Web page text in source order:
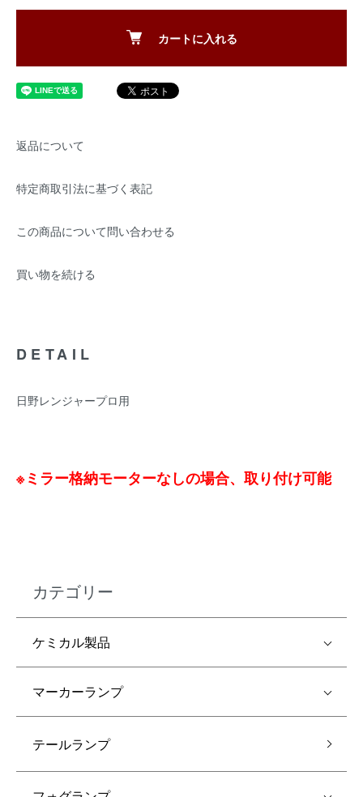
カートに入れる
返品について
特定商取引法に基づく表記
この商品について問い合わせる
買い物を続ける
DETAIL
日野レンジャープロ用
※ミラー格納モーターなしの場合、取り付け可能
カテゴリー
ケミカル製品
マーカーランプ
テールランプ